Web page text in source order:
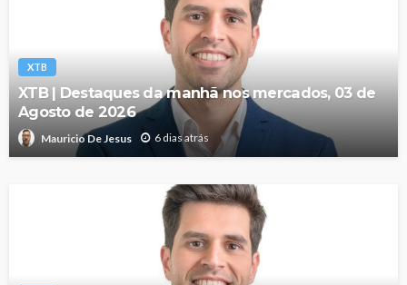
XTB
XTB | Destaques da manhã nos mercados, 03 de
Agosto de 2026
Mauricio De Jesus 6 dias atrás